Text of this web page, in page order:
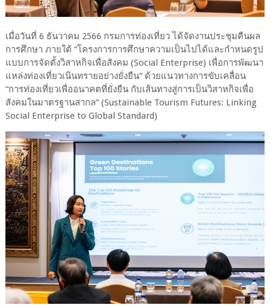
เมื่อวันที่ 6 ธันวาคม 2566 กรมการท่องเที่ยว ได้จัดงานประชุมคืนผล
การศึกษา ภายใต้ “โครงการการศึกษาความเป็นไปได้และกำหนดรูป
แบบการจัดตั้งวิสาหกิจเพื่อสังคม (Social Enterprise) เพื่อการพัฒนา
แหล่งท่องเที่ยวเนินทรายอย่างยั่งยืน” ด้วยแนวทางการขับเคลื่อน
“การท่องเที่ยวเพื่ออนาคตที่ยั่งยืน กับเส้นทางสู่การเป็นวิสาหกิจเพื่อ
สังคมในมาตรฐานสากล” (Sustainable Tourism Futures: Linking
Social Enterprise to Global Standard)